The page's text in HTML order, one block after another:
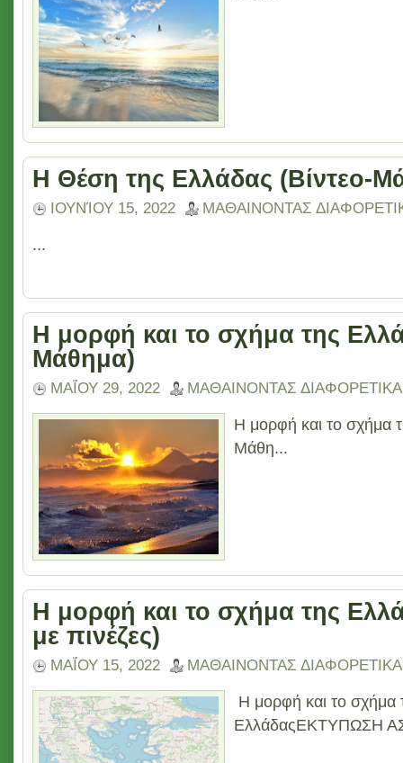
Η Θέση της Ελλάδας (Βίντεο-
ΙΟΥΝΊΟΥ 15, 2022 ΜΑΘΑΙΝΟΝΤΑΣ
...
Η μορφή και το σχήμα της
Μάθημα)
ΜΑΪ́ΟΥ 29, 2022 ΜΑΘΑΙΝΟΝΤΑΣ ΔΙΑΦΟΡΕΤΙΚΑ
Η μορφή και το σχήμα
Μάθη...
Η μορφή και το σχήμα της
με πινέζες)
ΜΑΪ́ΟΥ 15, 2022 ΜΑΘΑΙΝΟΝΤΑΣ ΔΙΑΦΟΡΕΤΙΚΑ
Η μορφή και το σχήμα
ΕλλάδαςΕΚΤΥΠΩΣΗ